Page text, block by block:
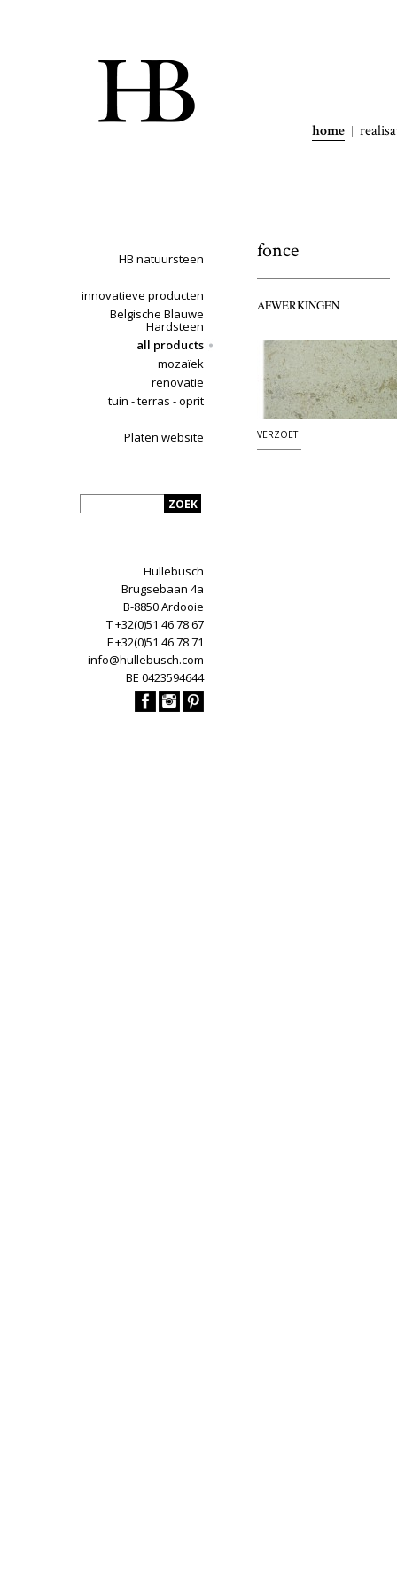
home
HB natuursteen
innovatieve producten
Belgische Blauwe
Hardsteen
all products
mozaïek
renovatie
tuin - terras - oprit
Platen website
Hullebusch
Brugsebaan 4a
B-8850 Ardooie
T +32(0)51 46 78 67
F +32(0)51 46 78 71
info@hullebusch.com
BE 0423594644
fonce
AFWERKINGEN
VERZOET